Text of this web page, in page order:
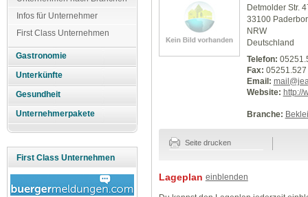
Infos für Unternehmer
First Class Unternehmen
Gastronomie
Unterkünfte
Gesundheit
Unternehmerpakete
First Class Unternehmen
Detmolder Str.
33100
NRW
Deutschland
Telefon:
Fax: 05251.527
Email:
Website: http://
Branche:
Seite drucken
Lageplan einblenden